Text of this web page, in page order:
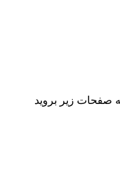
صفحات زیر بروید